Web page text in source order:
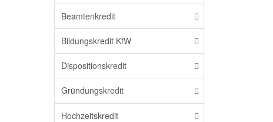
Beamtenkredit
Bildungskredit KfW
Dispositionskredit
Gründungskredit
Hochzeitskredit